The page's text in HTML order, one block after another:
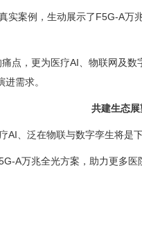
案例，生动展示了F5G-A
点，更为医疗AI、物联网及
需求。
共建生态
、泛在物联与数字孪生将是
A万兆全光方案，助力更多医